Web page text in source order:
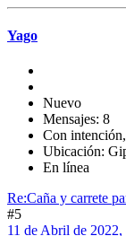
Yago
Nuevo
Mensajes: 8
Con
Ubicación:
En línea
Re:Caña y carrete
#5
11 de Abril de